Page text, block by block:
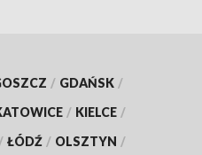
/ GDAŃSK /
/ KIELCE /
/ ŁÓDŹ / OLSZTYN /